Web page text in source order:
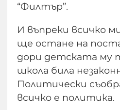
“Филтър”.
И въпреки всичко
ще остане на
дори детската му
школа била
Политически
всичко е политика.